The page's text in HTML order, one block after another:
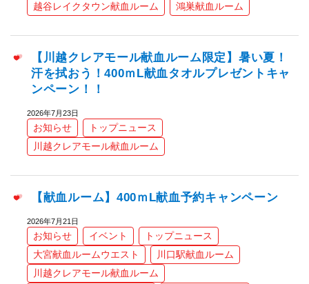
越谷レイクタウン献血ルーム
鴻巣献血ルーム
【川越クレアモール献血ルーム限定】暑い夏！
汗を拭おう！400ｍL献血タオルプレゼントキャ
ンペーン！！
2026年7月23日
お知らせ
トップニュース
川越クレアモール献血ルーム
【献血ルーム】400ｍL献血予約キャンペーン
2026年7月21日
お知らせ イベント
トップニュース
大宮献血ルームウエスト
川口駅献血ルーム
川越クレアモール献血ルーム